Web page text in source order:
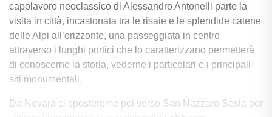
capolavoro neoclassico di Alessandro Antonelli parte la
visita in città, incastonata tra le risaie e le splendide catene
delle Alpi all’orizzonte, una passeggiata in centro
attraverso i lunghi portici che lo caratterizzano permetterà
di conoscerne la storia, vederne i particolari e i principali
siti monumentali.
Da Novara ci sposteremo poi verso San Nazzaro Sesia per